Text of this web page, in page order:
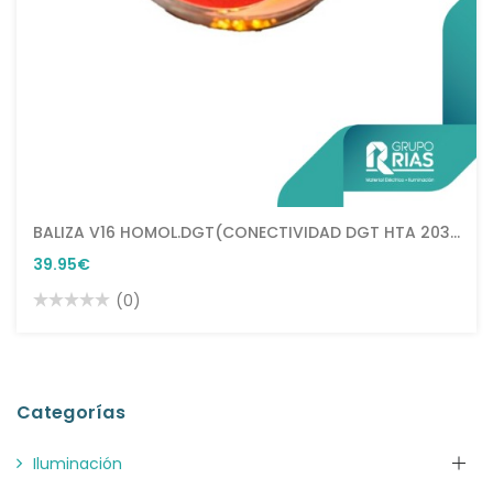
BALIZA V16 HOMOL.DGT(CONECTIVIDAD DGT HTA 2038)
39.95€
(0)
Categorías
Iluminación